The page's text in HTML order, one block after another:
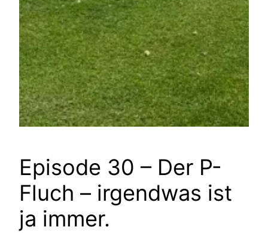
Episode 30 – Der P-
Fluch – irgendwas ist
ja immer.